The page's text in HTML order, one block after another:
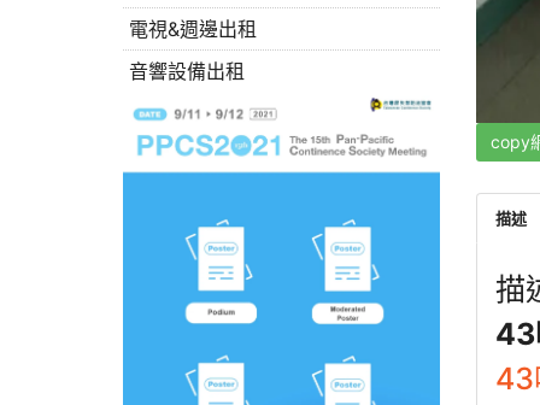
copy
描述
描
43
43
電視&週邊出租
音響設備出租